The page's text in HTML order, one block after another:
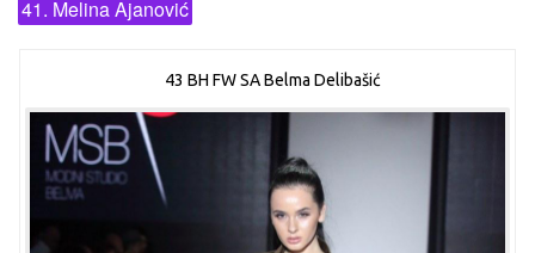
41. Melina Ajanović
43 BH FW SA Belma Delibašić